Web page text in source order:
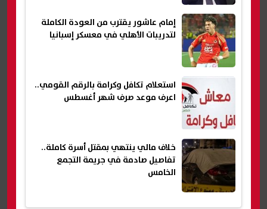
إمام عاشور يقترب من العودة الكاملة
لتدريبات الأهلي في معسكر إسبانيا
استعلام تكافل وكرامة بالرقم القومي..
اعرف موعد صرف شهر أغسطس
خلاف مالي ينتهي بمقتل أسرة كاملة..
تفاصيل صادمة في جريمة التجمع
الخامس